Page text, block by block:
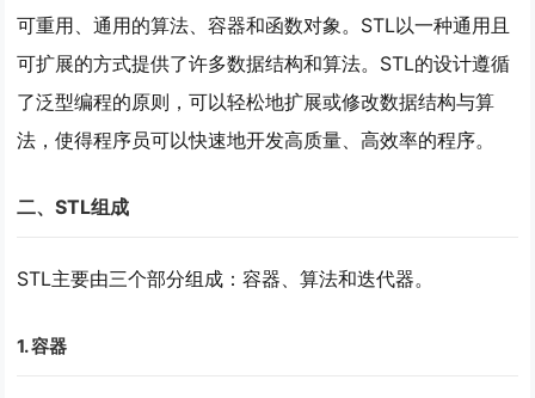
可重用、通用的算法、容器和函数对象。STL以一种通用且
可扩展的方式提供了许多数据结构和算法。STL的设计遵循
了泛型编程的原则，可以轻松地扩展或修改数据结构与算
法，使得程序员可以快速地开发高质量、高效率的程序。
二、STL组成
STL主要由三个部分组成：容器、算法和迭代器。
1. 容器